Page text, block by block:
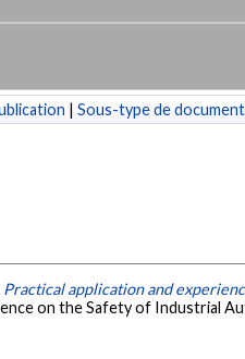
| Sous-type de document
Practical application and
on the Safety of Industrial